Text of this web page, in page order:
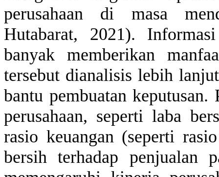
perusahaan di masa
Hutabarat, 2021). Informasi
banyak
memberikan
tersebut dianalisis lebih lanjut
bantu pembuatan keputusan.
perusahaan, seperti laba
rasio keuangan (seperti rasio
bersih
terhadap penjualan